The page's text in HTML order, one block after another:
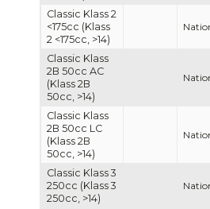
Classic Klass 2
<175cc (Klass
2 <175cc, >14)
Classic Klass
2B 50cc AC
(Klass 2B
50cc, >14)
Classic Klass
2B 50cc LC
(Klass 2B
50cc, >14)
Classic Klass 3
250cc (Klass 3
250cc, >14)